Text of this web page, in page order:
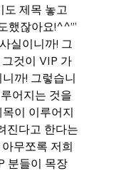
도 제목 놓고
했잖아요!^^”’
실이니까! 그
것이 VIP 가
까! 그렇습니
어지는 것을
이 이루어지
진다고 한다는
무쪼록 저희
분들이 목장